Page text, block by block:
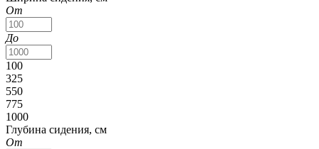
От
До
100
325
550
775
1000
Глубина сидения, см
От